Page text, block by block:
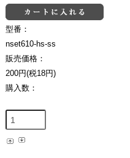
型番：
nset610-hs-ss
販売価格：
200円(税18円)
購入数：